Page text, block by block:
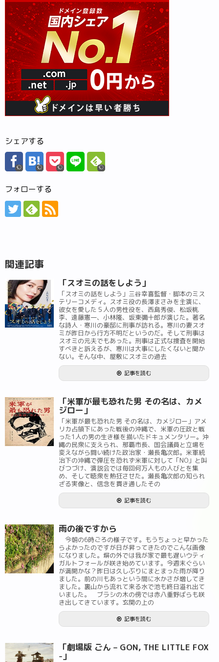
シェアする
フォローする
関連記事
「スオミの話をしよう」
「スオミの話をしよう」三谷幸喜監督・脚本のミス
テリーコメディ。スオミ役の長澤まさみを主演に、
彼女を愛した５人の男性役を、西島秀俊、松坂桃
李、遠藤憲一、小林隆、坂東彌十郎が演じた。著名
な詩人・寒川の豪邸に刑事が訪れる。寒川の妻スオ
ミが昨日から行方不明だというのだ。そして刑事は
スオミの元夫でもあった。刑事は正式な捜査を開始
すべきと訴えるが、寒川は大事にしたくないと聞か
ない。そんな中、屋敷にスオミの過去
記事を読む
「米軍が最も恐れた男 その名は、カメ
ジロー」
「米軍が最も恐れた男 その名は、カメジロー」アメ
リカ占領下にあった戦後の沖縄で、米軍の圧政と戦
った1人の男の生き様を描いたドキュメンタリー。沖
縄の民衆に支えられ、那覇市長、国会議員と立場を
変えながら闘い続けた政治家・瀬長亀次郎。米軍統
治下の沖縄で弾圧を恐れず米軍に対して「NO」と叫
びつづけ、演説会では毎回何万人もの人びとを集
め、そして聴衆を熱狂させた。瀬長亀次郎の知られ
ざる実像と、信念を貫き通したその
記事を読む
雨の後ですから
今朝の6時ごろの様子です。もうちょっと早かった
らよかったのですが日が昇ってきたのでこんな画像
になりました。塀の外では我が家で最も遅いウティ
ガルトフォールが咲き始めています。今週末ぐらい
が満開かな？昨日は久しぶりにまとまった雨が降り
ました。前の川もあっという間に水かさが増してき
ました。裏山から流れて来る水で池も終日溢れ出て
いました。 ブラシの木の傍では赤八重野ばらも咲
き出してきています。玄関の上の
記事を読む
「劇場版 ごん – GON, THE LITTLE FOX
-」